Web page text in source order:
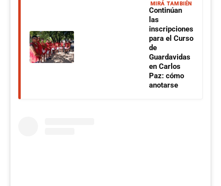
MIRÁ TAMBIÉN
Continúan
las
inscripciones
para el Curso
de
Guardavidas
en Carlos
Paz: cómo
anotarse